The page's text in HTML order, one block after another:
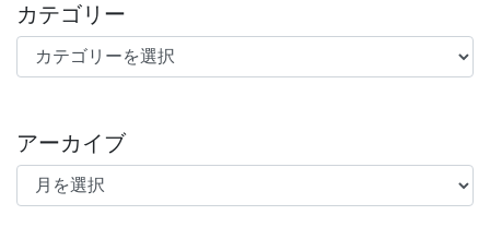
カテゴリー
カテゴリー
アーカイブ
アーカイブ